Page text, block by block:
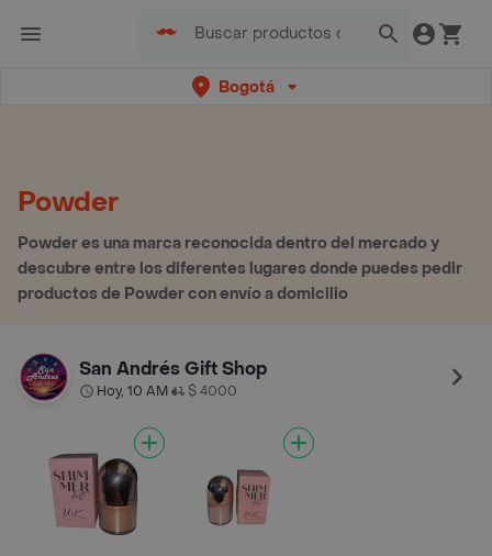
Bogotá
Powder
Powder es una marca reconocida dentro del mercado y
descubre entre los diferentes lugares donde puedes pedir
productos de Powder con envío a domicilio
San Andrés Gift Shop
Hoy, 10 AM• $ 4000